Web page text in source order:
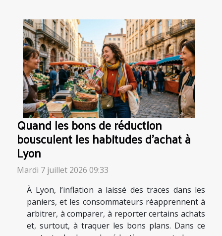
Quand les bons de réduction
bousculent les habitudes d’achat à
Lyon
Mardi 7 juillet 2026 09:33
À Lyon, l’inflation a laissé des traces dans les
paniers, et les consommateurs réapprennent à
arbitrer, à comparer, à reporter certains achats
et, surtout, à traquer les bons plans. Dans ce